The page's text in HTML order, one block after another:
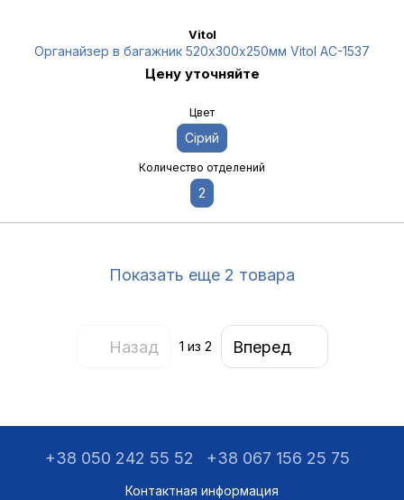
Vitol
Органайзер в багажник 520х300х250мм Vitol AC-1537
Цену уточняйте
Цвет
Сірий
Количество отделений
2
Показать еще 2 товара
Назад 1 из 2 Вперед
+38 050 242 55 52 +38 067 156 25 75
Контактная информация